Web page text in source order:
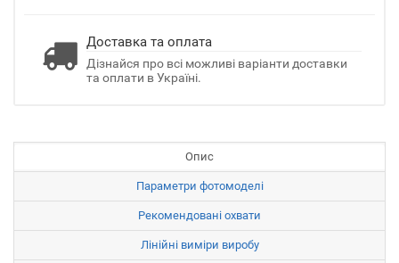
Доставка та оплата
Дізнайся про всі можливі варіанти доставки
та оплати в Україні.
Опис
Параметри фотомоделі
Рекомендовані охвати
Лінійні виміри виробу